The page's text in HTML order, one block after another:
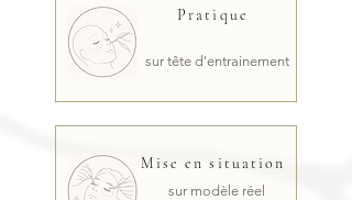
Pratique
sur tête d'entrainement
Mise en situation
sur modèle réel